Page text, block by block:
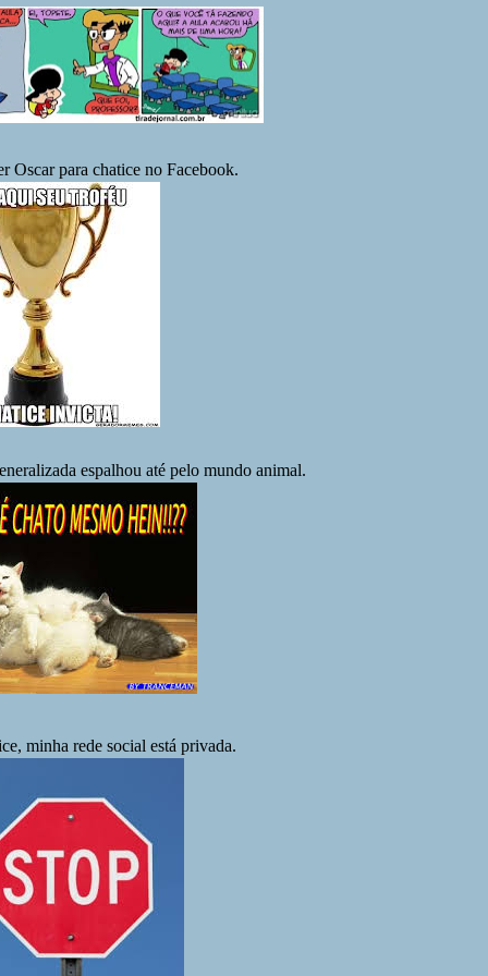
Oscar para chatice no Facebook.
espalhou até pelo mundo animal.
minha rede social está privada.